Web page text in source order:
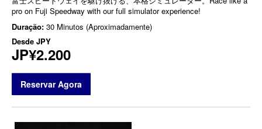
pro on Fuji Speedway with our full simulator experience!
Duração: 30 Minutos (Aproximadamente)
Desde JPY
JP¥2.200
Reservar Agora